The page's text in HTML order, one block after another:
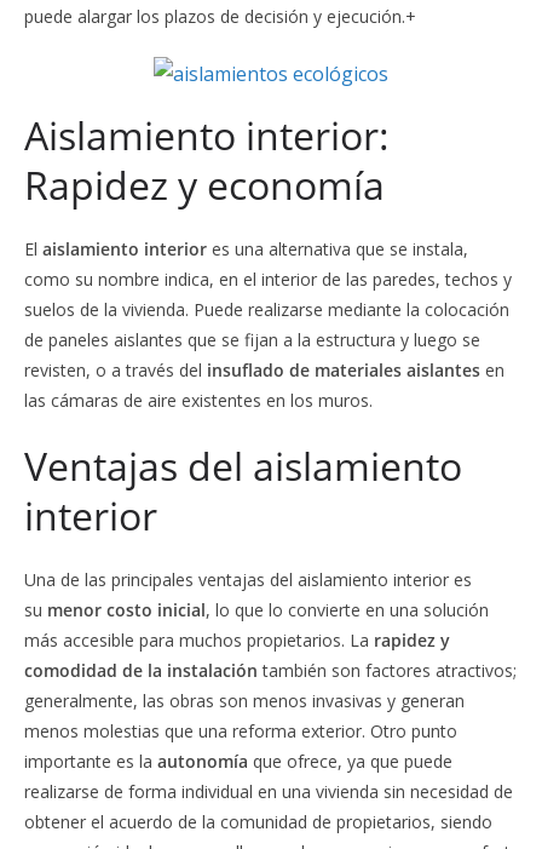
puede alargar los plazos de decisión y ejecución.+
Aislamiento interior:
Rapidez y economía
El aislamiento interior es una alternativa que se instala,
como su nombre indica, en el interior de las paredes, techos y
suelos de la vivienda. Puede realizarse mediante la colocación
de paneles aislantes que se fijan a la estructura y luego se
revisten, o a través del insuflado de materiales aislantes en
las cámaras de aire existentes en los muros.
Ventajas del aislamiento
interior
Una de las principales ventajas del aislamiento interior es
su menor costo inicial, lo que lo convierte en una solución
más accesible para muchos propietarios. La rapidez y
comodidad de la instalación también son factores atractivos;
generalmente, las obras son menos invasivas y generan
menos molestias que una reforma exterior. Otro punto
importante es la autonomía que ofrece, ya que puede
realizarse de forma individual en una vivienda sin necesidad de
obtener el acuerdo de la comunidad de propietarios, siendo